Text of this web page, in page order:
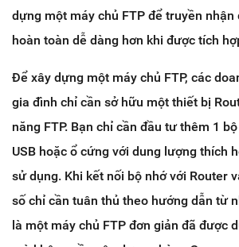
dựng một máy chủ FTP để truyền nhận
hoàn toàn dễ dàng hơn khi được tích
Để xây dựng một máy chủ FTP, các
gia đình chỉ cần sở hữu một thiết bị
năng FTP. Bạn chỉ cần đầu tư thêm 1
USB hoặc ổ cứng với dung lượng thích
sử dụng. Khi kết nối bộ nhớ với Router
số chỉ cần tuân thủ theo hướng dẫn từ
là một máy chủ FTP đơn giản đã được